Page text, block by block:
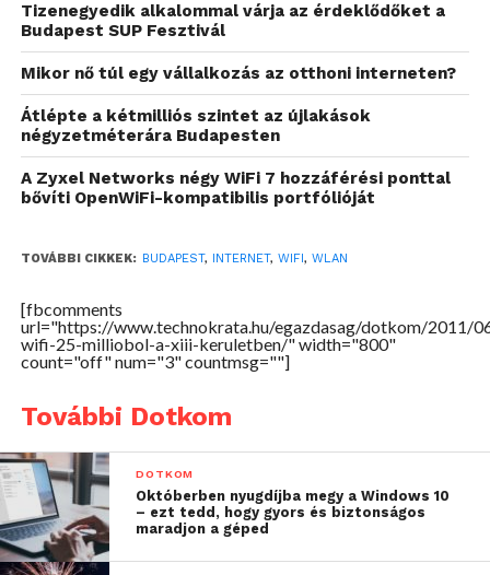
Tizenegyedik alkalommal várja az érdeklődőket a
Budapest SUP Fesztivál
Mikor nő túl egy vállalkozás az otthoni interneten?
Átlépte a kétmilliós szintet az újlakások
négyzetméterára Budapesten
A Zyxel Networks négy WiFi 7 hozzáférési ponttal
bővíti OpenWiFi-kompatibilis portfólióját
TOVÁBBI CIKKEK: BUDAPEST, INTERNET, WIFI , WLAN
[fbcomments
url="https://www.technokrata.hu/egazdasag/dotkom/2011/
wifi-25-milliobol-a-xiii-keruletben/" width="800"
count="off" num="3" countmsg=""]
További Dotkom
DOTKOM
Októberben nyugdíjba megy a Windows 10
– ezt tedd, hogy gyors és biztonságos
maradjon a géped